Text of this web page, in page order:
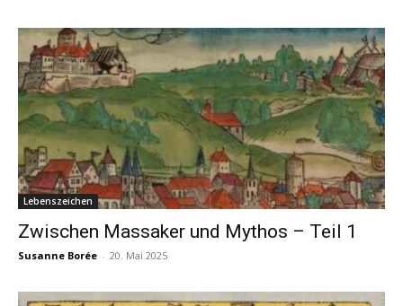
Lebenszeichen
Zwischen Massaker und Mythos – Teil 1
Susanne Borée - 20. Mai 2025